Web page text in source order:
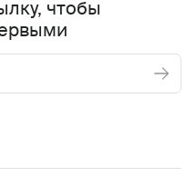
чтобы